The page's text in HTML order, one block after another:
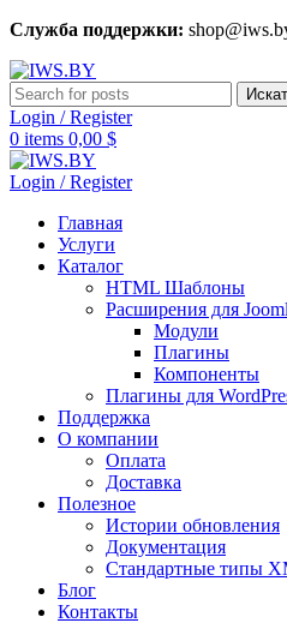
Служба поддержки:
Login / Register
0 items 0,00 $
Login / Register
Главная
Услуги
Каталог
HTML Шаблоны
Расширения для
Модули
Плагины
Компоненты
Плагины для
Поддержка
О компании
Оплата
Доставка
Полезное
Истории обновления
Документация
Стандартные типы
Блог
Контакты